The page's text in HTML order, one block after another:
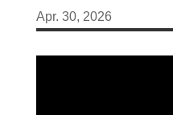
Apr. 30, 2026